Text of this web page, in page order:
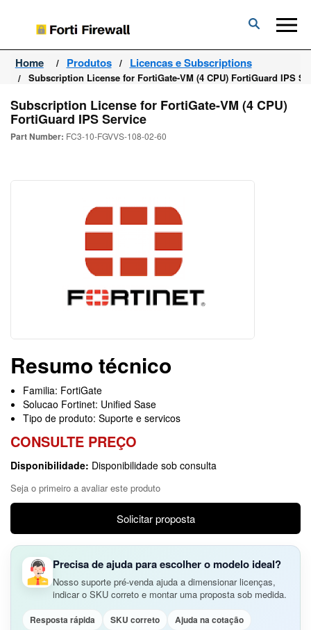
Forti
Firewall
Home Produtos Licencas e Subscriptions
Subscription License for FortiGate-VM (4 CPU) FortiGuard IPS
Subscription License for FortiGate-VM (4 CPU)
FortiGuard IPS Service
Part Number: FC3-10-FGVVS-108-02-60
Resumo técnico
Familia: FortiGate
Solucao Fortinet: Unified Sase
Tipo de produto: Suporte e servicos
CONSULTE PREÇO
Disponibilidade: Disponibilidade sob consulta
Seja o primeiro a avaliar este produto
Solicitar proposta
Precisa de ajuda para escolher o modelo ideal?
Nosso suporte pré-venda ajuda a dimensionar licenças,
indicar o SKU correto e montar uma proposta sob medida.
Resposta rápida SKU correto Ajuda na cotação